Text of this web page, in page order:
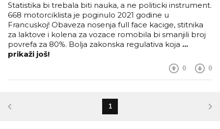
Statistika bi trebala biti nauka, a ne politicki instrument.
668 motorciklista je poginulo 2021 godine u
Francuskoj! Obaveza nosenja full face kacige, stitnika
za laktove i kolena za vozace romobila bi smanjili broj
povrefa za 80%. Bolja zakonska regulativa koja …
prikaži još!
0 0
1